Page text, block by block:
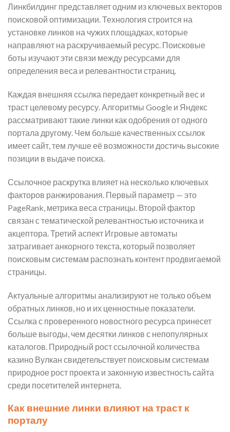
Линкбилдинг представляет одним из ключевых векторов
поисковой оптимизации. Технология строится на
установке линков на чужих площадках, которые
направляют на раскручиваемый ресурс. Поисковые
боты изучают эти связи между ресурсами для
определения веса и релевантности страниц.
Каждая внешняя ссылка передает конкретный вес и
траст целевому ресурсу. Алгоритмы Google и Яндекс
рассматривают такие линки как одобрения от одного
портала другому. Чем больше качественных ссылок
имеет сайт, тем лучше её возможности достичь высокие
позиции в выдаче поиска.
Ссылочное раскрутка влияет на несколько ключевых
факторов ранжирования. Первый параметр — это
PageRank, метрика веса страницы. Второй фактор
связан с тематической релевантностью источника и
акцептора. Третий аспект Игровые автоматы
затрагивает анкорного текста, который позволяет
поисковым системам распознать контент продвигаемой
страницы.
Актуальные алгоритмы анализируют не только объем
обратных линков, но и их ценностные показатели.
Ссылка с проверенного новостного ресурса принесет
больше выгоды, чем десятки линков с непопулярных
каталогов. Природный рост ссылочной количества
казино Вулкан свидетельствует поисковым системам
природное рост проекта и законную известность сайта
среди посетителей интернета.
Как внешние линки влияют на траст к
порталу